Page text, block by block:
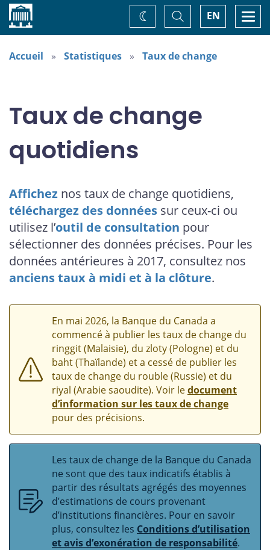
Accueil EN
Basculer
la
recherche
Changez
de
thème
Accueil Statistiques Taux de change
Taux de change
quotidiens
Affichez nos taux de change quotidiens,
téléchargez des données sur ceux-ci ou
utilisez l’outil de consultation pour
sélectionner des données précises. Pour les
données antérieures à 2017, consultez nos
anciens taux à midi et à la clôture.
En mai 2026, la Banque du Canada a
commencé à publier les taux de change du
ringgit (Malaisie), du zloty (Pologne) et du
baht (Thaïlande) et a cessé de publier les
taux de change du rouble (Russie) et du
riyal (Arabie saoudite). Voir ledocument
d’information sur les taux de change
pour des précisions.
Les taux de change de la Banque du Canada
ne sont que des taux indicatifs établis à
partir des résultats agrégés des moyennes
d’estimations de cours provenant
d’institutions financières. Pour en savoir
plus, consultez les Conditions d’utilisation
et avis d’exonération de responsabilité.